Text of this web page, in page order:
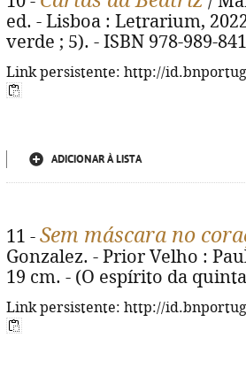
ed. - Lisboa : Letrarium,
verde ; 5). - ISBN 978-989-
Link persistente: http://
ADICIONAR À LISTA
11 - Sem máscara no
Gonzalez. - Prior Velho :
19 cm. - (O espírito da
Link persistente: http://